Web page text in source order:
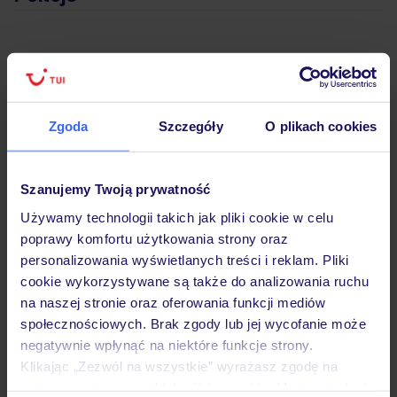
Zgoda Szczegóły O plikach cookies
Szanujemy Twoją prywatność
Używamy technologii takich jak pliki cookie w celu
poprawy komfortu użytkowania strony oraz
personalizowania wyświetlanych treści i reklam. Pliki
cookie wykorzystywane są także do analizowania ruchu
na naszej stronie oraz oferowania funkcji mediów
społecznościowych. Brak zgody lub jej wycofanie może
negatywnie wpłynąć na niektóre funkcje strony.
Klikając „Zezwól na wszystkie” wyrażasz zgodę na
Wyżywienie
Atrakcje
Ważne informacje
Często zadawane pytania
Jak zmienić uczestników/osobę zgłaszającą?
Czy w Hotelu będzie przedstawiciel TUI?
Na jakiej podstawie i gdzie otrzymam karty
pokładowe/bilety lotnicze?